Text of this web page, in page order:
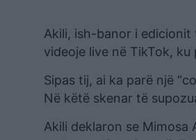
Akili, ish-banor i edicionit
videoje live në TikTok,
Sipas tij, ai ka parë një
Në këtë skenar të
Akili deklaron se